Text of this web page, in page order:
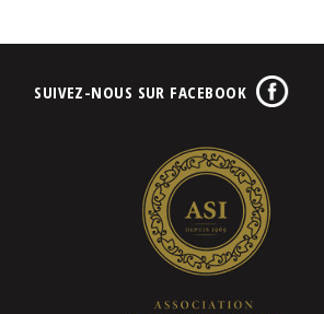
SUIVEZ-NOUS SUR FACEBOOK